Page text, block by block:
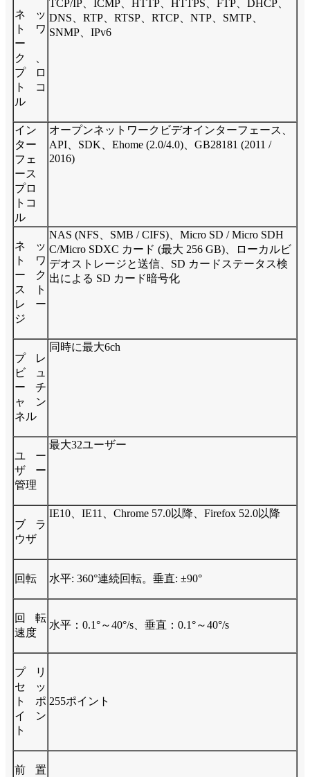
ネッ
トワ
ー
ク、
プロ
トコ
ル
TCP/IP、ICMP、HTTP、HTTPS、FTP、DHCP、
DNS、RTP、RTSP、RTCP、NTP、SMTP、
SNMP、IPv6
イン
ター
フェ
ース
プロ
トコ
ル
オープンネットワークビデオインターフェース、
API、SDK、Ehome (2.0/4.0)、GB28181 (2011 /
2016)
ネッ
トワ
ーク
スト
レー
ジ
NAS (NFS、SMB / CIFS)、Micro SD / Micro SDH
C/Micro SDXC カード (最大 256 GB)、ローカルビ
デオストレージと送信、SD カードステータス検
出による SD カード暗号化
プレ
ビュ
ーチ
ャン
ネル
同時に最大6ch
ユー
ザー
管理
最大32ユーザー
ブラ
ウザ
IE10、IE11、Chrome 57.0以降、Firefox 52.0以降
回転 水平: 360°連続回転。垂直: ±90°
回転
速度
水平：0.1°～40°/s、垂直：0.1°～40°/s
プリ
セッ
トポ
イン
ト
255ポイント
前置